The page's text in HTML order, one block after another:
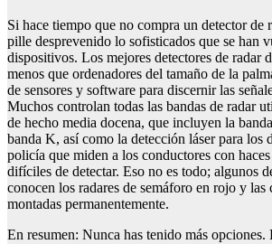
Si hace tiempo que no compra un detector de
pille desprevenido lo sofisticados que se han
dispositivos. Los mejores detectores de radar
menos que ordenadores del tamaño de la
de sensores y software para discernir las
Muchos controlan todas las bandas de radar
de hecho media docena, que incluyen la
banda K, así como la detección láser para los
policía que miden a los conductores con
difíciles de detectar. Eso no es todo; algunos
conocen los radares de semáforo en rojo y las
montadas permanentemente.
En resumen: Nunca has tenido más opciones.